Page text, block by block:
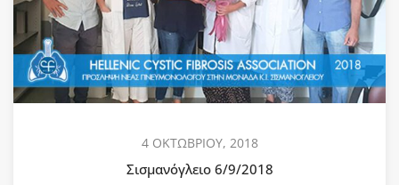
4 ΟΚΤΩΒΡΙΟΥ, 2018
Σισμανόγλειο 6/9/2018